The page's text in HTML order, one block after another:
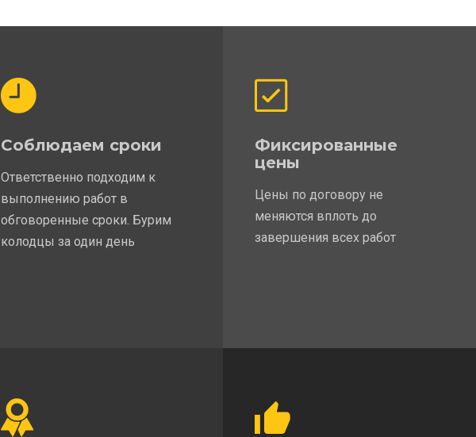
Соблюдаем сроки
Ответственно подходим к
выполнению работ в
обговоренные сроки. Бурим
колодцы за один день
Фиксированные
цены
Цены по договору не
меняются вплоть до
завершения всех работ